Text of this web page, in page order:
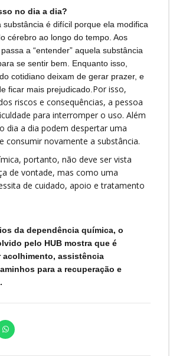
no dia a dia?
substância é difícil porque ela modifica
cérebro ao longo do tempo. Aos
a “entender” aquela substância
se sentir bem. Enquanto isso,
cotidiano deixam de gerar prazer, e
ficar mais prejudicado.Por isso,
riscos e consequências, a pessoa
para interromper o uso. Além
dia a dia podem despertar uma
consumir novamente a substância.
portanto, não deve ser vista
de vontade, mas como uma
de cuidado, apoio e tratamento
da dependência química, o
pelo HUB mostra que é
acolhimento, assistência
para a recuperação e